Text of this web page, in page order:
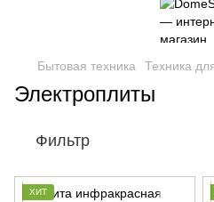
Бытовая техника Техника
Электроплиты
Фильтр
ХИТ